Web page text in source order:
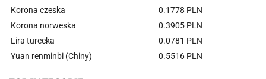
Korona czeska
0.1778 PLN
Korona norweska
0.3905 PLN
Lira turecka
0.0781 PLN
Yuan renminbi (Chiny)
0.5516 PLN